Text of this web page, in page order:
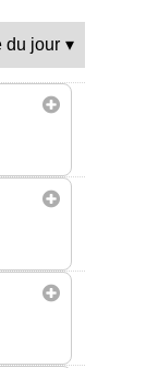
du jour ▾